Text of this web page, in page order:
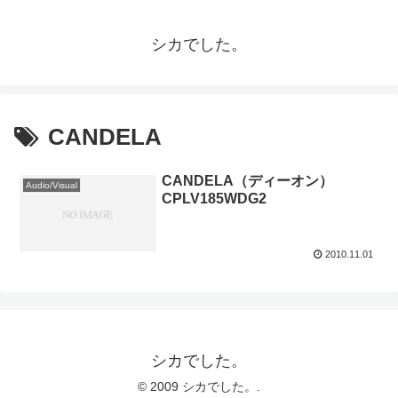
シカでした。
CANDELA
Audio/Visual
CANDELA（ディーオン）
CPLV185WDG2
2010.11.01
シカでした。
© 2009 シカでした。.